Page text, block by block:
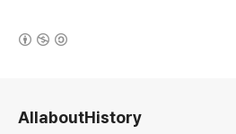
AllaboutHistory